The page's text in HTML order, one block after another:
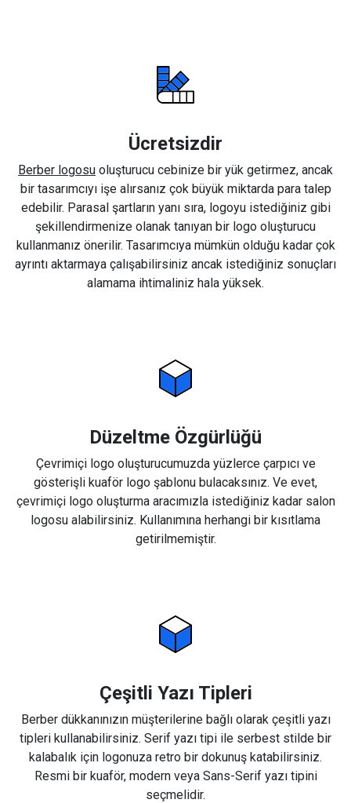
Ücretsizdir
Berber logosu oluşturucu cebinize bir yük getirmez, ancak
bir tasarımcıyı işe alırsanız çok büyük miktarda para talep
edebilir. Parasal şartların yanı sıra, logoyu istediğiniz gibi
şekillendirmenize olanak tanıyan bir logo oluşturucu
kullanmanız önerilir. Tasarımcıya mümkün olduğu kadar çok
ayrıntı aktarmaya çalışabilirsiniz ancak istediğiniz sonuçları
alamama ihtimaliniz hala yüksek.
Düzeltme Özgürlüğü
Çevrimiçi logo oluşturucumuzda yüzlerce çarpıcı ve
gösterişli kuaför logo şablonu bulacaksınız. Ve evet,
çevrimiçi logo oluşturma aracımızla istediğiniz kadar salon
logosu alabilirsiniz. Kullanımına herhangi bir kısıtlama
getirilmemiştir.
Çeşitli Yazı Tipleri
Berber dükkanınızın müşterilerine bağlı olarak çeşitli yazı
tipleri kullanabilirsiniz. Serif yazı tipi ile serbest stilde bir
kalabalık için logonuza retro bir dokunuş katabilirsiniz.
Resmi bir kuaför, modern veya Sans-Serif yazı tipini
seçmelidir.